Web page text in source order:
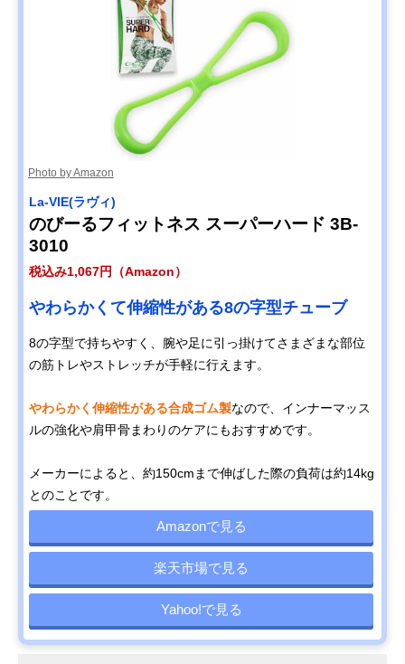
Photo by Amazon
La-VIE(ラヴィ)
のびーるフィットネス スーパーハード 3B-
3010
税込み1,067円（Amazon）
やわらかくて伸縮性がある8の字型チューブ
8の字型で持ちやすく、腕や足に引っ掛けてさまざまな部位
の筋トレやストレッチが手軽に行えます。
やわらかく伸縮性がある合成ゴム製なので、インナーマッス
ルの強化や肩甲骨まわりのケアにもおすすめです。
メーカーによると、約150cmまで伸ばした際の負荷は約14kg
とのことです。
Amazonで見る
楽天市場で見る
Yahoo!で見る